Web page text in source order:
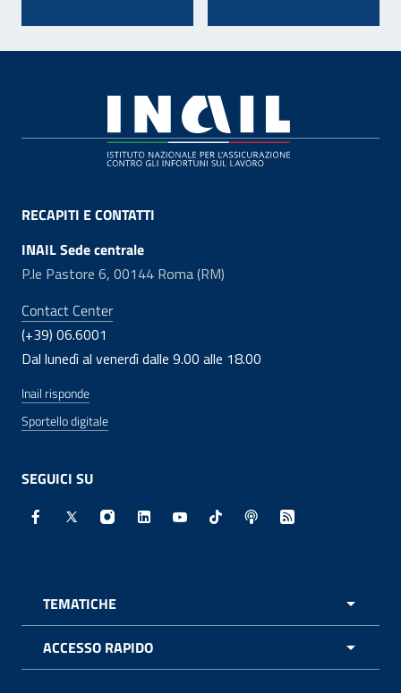
RECAPITI E CONTATTI
INAIL Sede centrale
P.le Pastore 6, 00144 Roma (RM)
Contact Center
(+39) 06.6001
Dal lunedì al venerdì dalle 9.00 alle 18.00
Inail risponde
Sportello digitale
SEGUICI SU
Facebook - Sito esterno - Apertura in nuova finestra
X - Sito esterno - Apertura in nuova finestra
Instagram - Sito esterno - Apertura in
Linkedin - Sito esterno - Apertura in
Youtube - Sito esterno -
TikTok - Sito esterno -
Spreaker - Sito
Feed RSS -
TEMATICHE
ACCESSO RAPIDO